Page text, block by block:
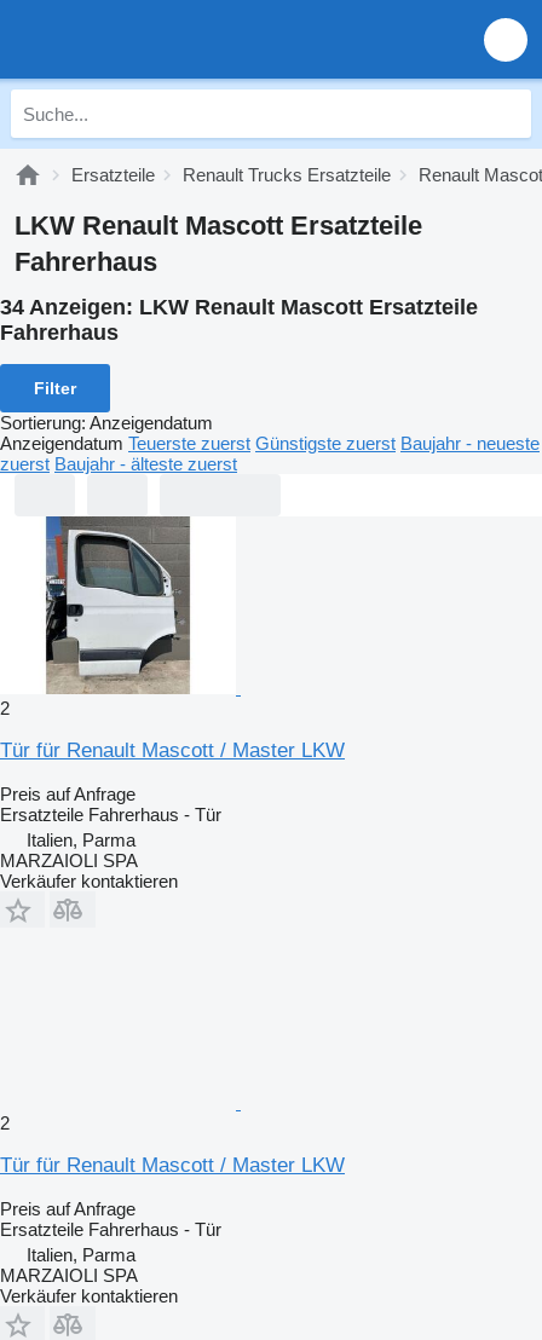
Ersatzteile Renault Trucks Ersatzteile Renault
LKW Renault Mascott Ersatzteile
Fahrerhaus
34 Anzeigen: LKW Renault Mascott Ersatzteile
Fahrerhaus
Filter
Sortierung: Anzeigendatum
Anzeigendatum Teuerste zuerst Günstigste zuerst Baujahr - neueste
zuerst Baujahr - älteste zuerst
2
Tür für Renault Mascott / Master LKW
Preis auf Anfrage
Ersatzteile Fahrerhaus - Tür
Italien, Parma
MARZAIOLI SPA
Verkäufer kontaktieren
2
Tür für Renault Mascott / Master LKW
Preis auf Anfrage
Ersatzteile Fahrerhaus - Tür
Italien, Parma
MARZAIOLI SPA
Verkäufer kontaktieren